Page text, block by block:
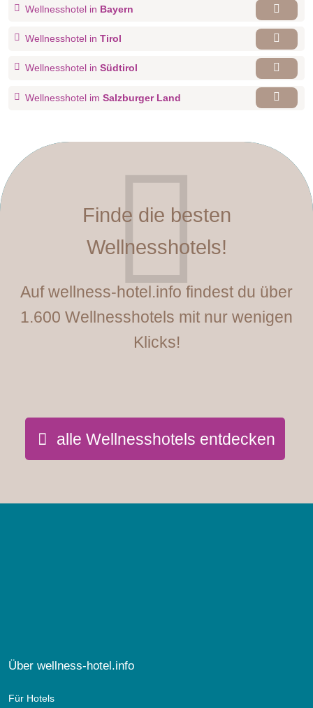
Wellnesshotel in Bayern
Wellnesshotel in Tirol
Wellnesshotel in Südtirol
Wellnesshotel im Salzburger Land
Finde die besten
Wellnesshotels!
Auf wellness-hotel.info findest du über
1.600 Wellnesshotels mit nur wenigen
Klicks!
alle Wellnesshotels entdecken
Über wellness-hotel.info
Für Hotels